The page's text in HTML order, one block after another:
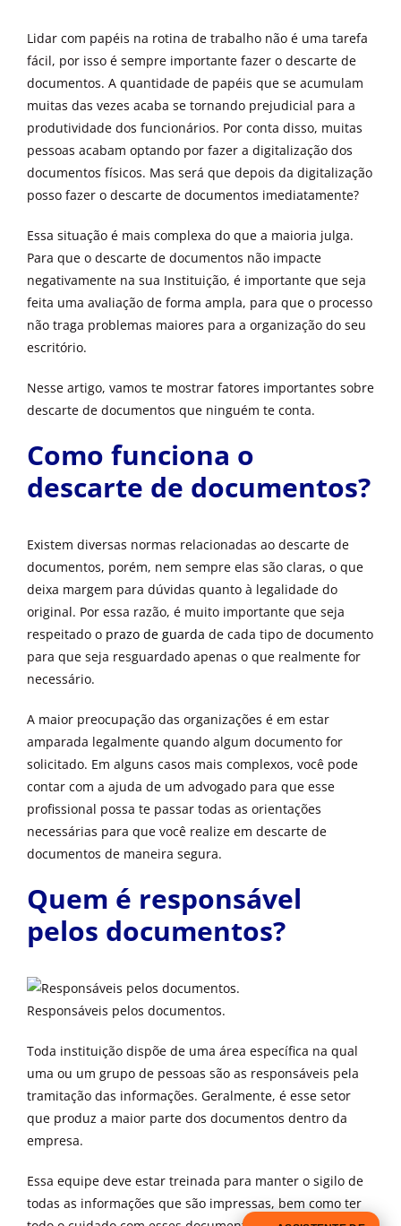
Lidar com papéis na rotina de trabalho não é uma tarefa
fácil, por isso é sempre importante fazer o descarte de
documentos. A quantidade de papéis que se acumulam
muitas das vezes acaba se tornando prejudicial para a
produtividade dos funcionários. Por conta disso, muitas
pessoas acabam optando por fazer a digitalização dos
documentos físicos. Mas será que depois da digitalização
posso fazer o descarte de documentos imediatamente?
Essa situação é mais complexa do que a maioria julga.
Para que o descarte de documentos não impacte
negativamente na sua Instituição, é importante que seja
feita uma avaliação de forma ampla, para que o processo
não traga problemas maiores para a organização do seu
escritório.
Nesse artigo, vamos te mostrar fatores importantes sobre
descarte de documentos que ninguém te conta.
Como funciona o
descarte de documentos?
Existem diversas normas relacionadas ao descarte de
documentos, porém, nem sempre elas são claras, o que
deixa margem para dúvidas quanto à legalidade do
original. Por essa razão, é muito importante que seja
respeitado o prazo de guarda de cada tipo de documento
para que seja resguardado apenas o que realmente for
necessário.
A maior preocupação das organizações é em estar
amparada legalmente quando algum documento for
solicitado. Em alguns casos mais complexos, você pode
contar com a ajuda de um advogado para que esse
profissional possa te passar todas as orientações
necessárias para que você realize em descarte de
documentos de maneira segura.
Quem é responsável
pelos documentos?
Responsáveis pelos documentos.
Toda instituição dispõe de uma área específica na qual
uma ou um grupo de pessoas são as responsáveis pela
tramitação das informações. Geralmente, é esse setor
que produz a maior parte dos documentos dentro da
empresa.
Essa equipe deve estar treinada para manter o sigilo de
todas as informações que são impressas, bem como ter